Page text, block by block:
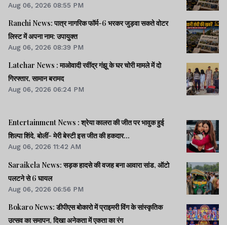
Aug 06, 2026 08:55 PM
Ranchi News: पात्र नागरिक फॉर्म-6 भरकर जुड़वा सकते वोटर
लिस्ट में अपना नाम: उपायुक्त
Aug 06, 2026 08:39 PM
Latehar News : माओवादी रवींद्र गंझू के घर चोरी मामले में दो
गिरफ्तार, सामान बरामद
Aug 06, 2026 06:24 PM
Entertainment News : श्रेया कालरा की जीत पर भावुक हुई
शिल्पा शिंदे, बोलीं- मेरी बेस्टी इस जीत की हकदार...
Aug 06, 2026 11:42 AM
Saraikela News: सड़क हादसे की वजह बना आवारा सांड, ऑटो
पलटने से 6 घायल
Aug 06, 2026 06:56 PM
Bokaro News: डीपीएस बोकारो में प्राइमरी विंग के सांस्कृतिक
उत्सव का समापन, दिखा अनेकता में एकता का रंग